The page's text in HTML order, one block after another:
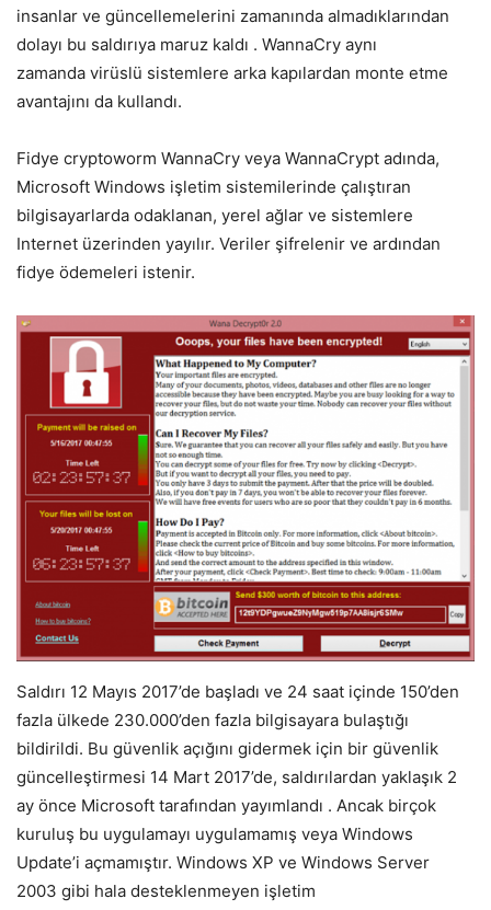
insanlar ve güncellemelerini zamanında almadıklarından
dolayı bu saldırıya maruz kaldı . WannaCry aynı
zamanda virüslü sistemlere arka kapılardan monte etme
avantajını da kullandı.
Fidye cryptoworm WannaCry veya WannaCrypt adında,
Microsoft Windows işletim sistemilerinde çalıştıran
bilgisayarlarda odaklanan, yerel ağlar ve sistemlere
Internet üzerinden yayılır. Veriler şifrelenir ve ardından
fidye ödemeleri istenir.
Saldırı 12 Mayıs 2017’de başladı ve 24 saat içinde 150’den
fazla ülkede 230.000’den fazla bilgisayara bulaştığı
bildirildi. Bu güvenlik açığını gidermek için bir güvenlik
güncelleştirmesi 14 Mart 2017’de, saldırılardan yaklaşık 2
ay önce Microsoft tarafından yayımlandı . Ancak birçok
kuruluş bu uygulamayı uygulamamış veya Windows
Update’i açmamıştır. Windows XP ve Windows Server
2003 gibi hala desteklenmeyen işletim